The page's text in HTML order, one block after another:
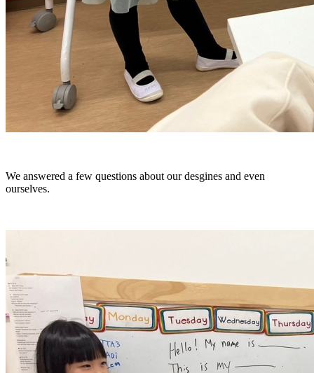
We answered a few questions about our desgines and even
ourselves.